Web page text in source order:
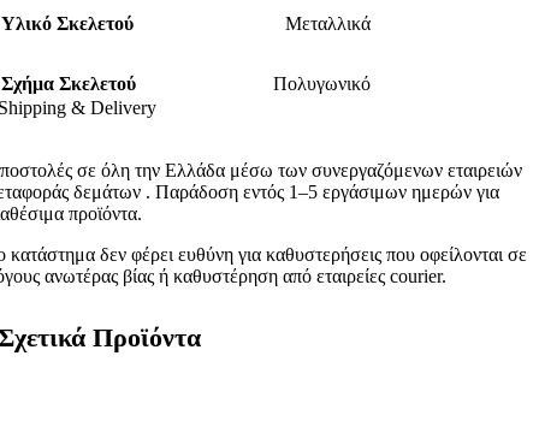
Υλικό Σκελετού Μεταλλικά
Σχήμα Σκελετού
Πολυγωνικό
& Delivery
σε όλη την Ελλάδα μέσω των συνεργαζόμενων εταιρειών
δεμάτων . Παράδοση εντός 1–5 εργάσιμων ημερών για
προϊόντα.
κατάστημα δεν φέρει ευθύνη για καθυστερήσεις που οφείλονται σε
ανωτέρας βίας ή καθυστέρηση από εταιρείες courier.
Προϊόντα